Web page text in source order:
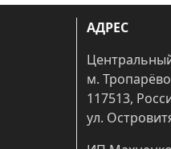
АДРЕС
м. Тропарёво
117513,
ул.